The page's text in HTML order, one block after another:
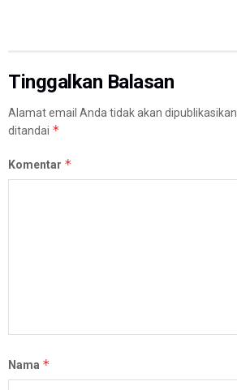
Tinggalkan Balasan
Alamat email Anda tidak akan dipublikasikan.
ditandai *
Komentar *
Nama *